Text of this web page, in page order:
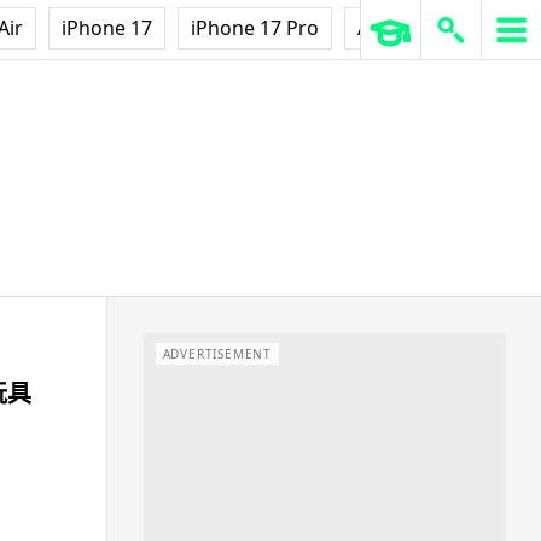
iPhone 17 iPhone 17 Pro AirPods Pro 3
具
ADVERTISEMENT